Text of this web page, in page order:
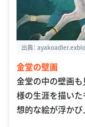
出典：
金堂の壁画
金堂の中の壁画
様の生涯を描い
想的な絵が浮かび